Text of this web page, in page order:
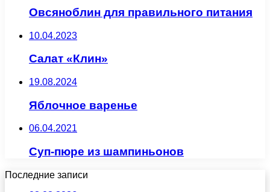
Овсяноблин для правильного питания
10.04.2023
Салат «Клин»
19.08.2024
Яблочное варенье
06.04.2021
Суп-пюре из шампиньонов
Последние записи